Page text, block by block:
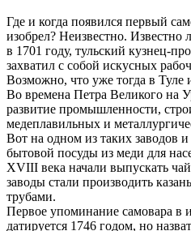
Где и когда появился первый
изобрел? Неизвестно. Известно
в 1701 году, тульский кузнец-
захватил с собой искусных
Возможно, что уже тогда в Туле
Во времена Петра Великого на
развитие промышленности,
медеплавильных и
Вот на одном из таких заводов
бытовой посуды из меди для
XVIII века начали выпускать
заводы стали производить
трубами.
Первое упоминание самовара в
датируется 1746 годом, но